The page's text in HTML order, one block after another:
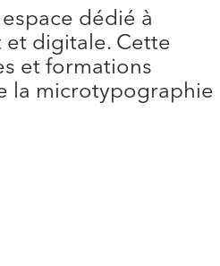
dédié à
et digitale. Cette
et formations
la microtypographie